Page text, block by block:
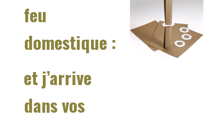
feu
domestique :
etj’arrive
dans vos